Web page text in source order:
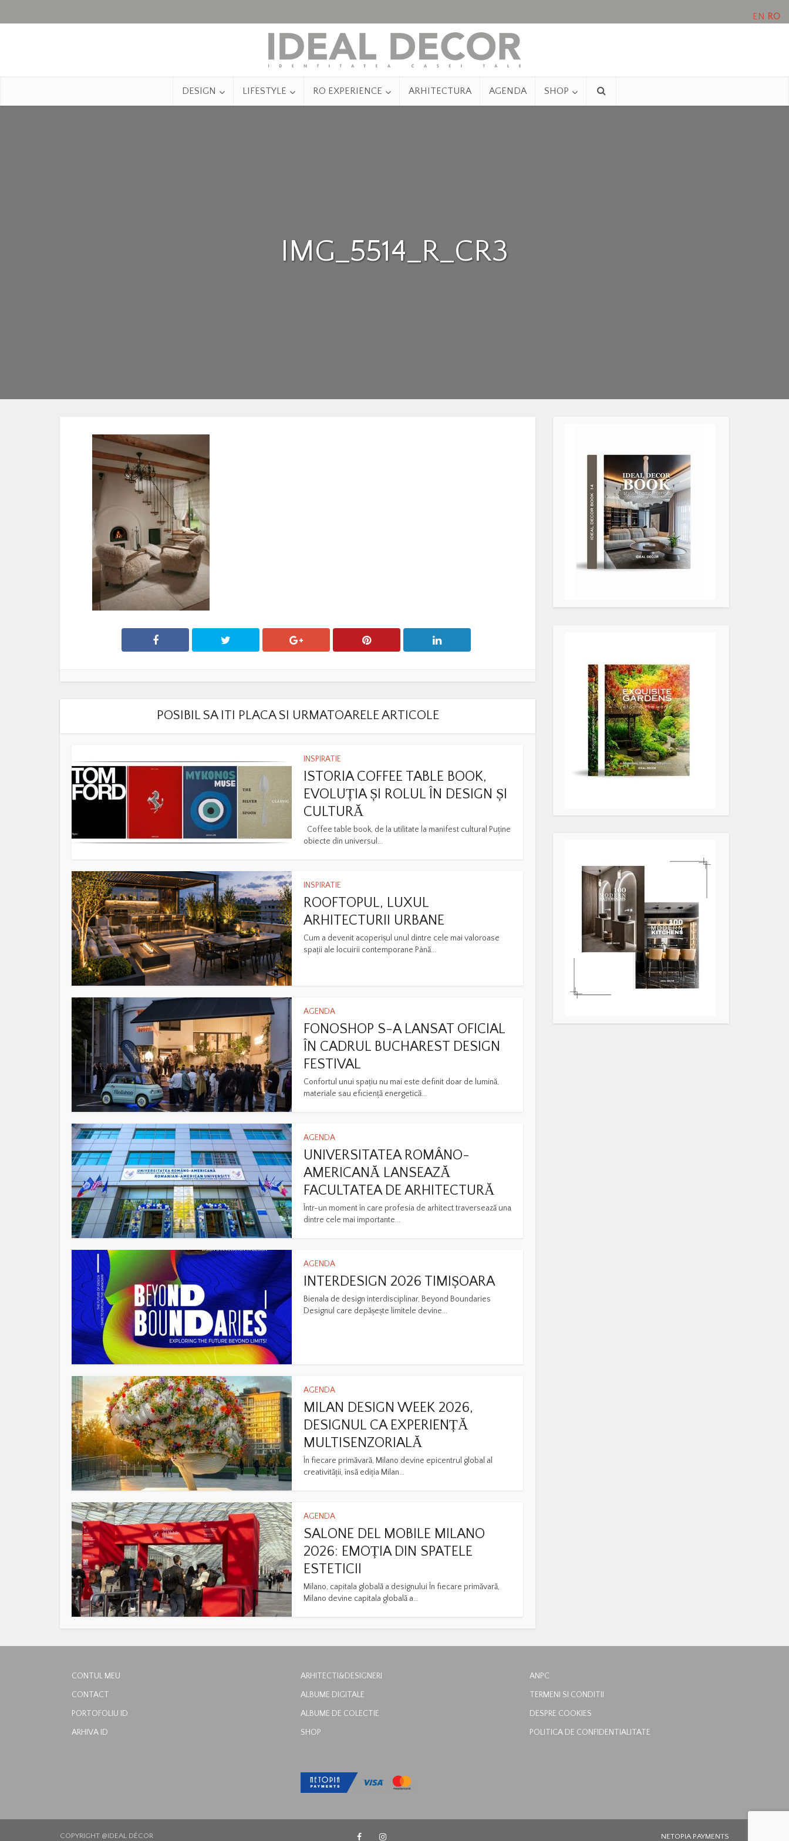
DESIGN LIFESTYLE RO EXPERIENCE ARHITECTURA AGENDA SHOP
IMG_5514_R_CR3
POSIBIL SA ITI PLACA SI URMATOARELE ARTICOLE
INSPIRATIE
ISTORIA COFFEE TABLE BOOK,
EVOLUȚIA ȘI ROLUL ÎN DESIGN ȘI
CULTURĂ
Coffee table book, de la utilitate la manifest cultural Puține
obiecte din universul...
INSPIRATIE
ROOFTOPUL, LUXUL
ARHITECTURII URBANE
Cum a devenit acoperișul unul dintre cele mai valoroase
spații ale locuirii contemporane Până...
AGENDA
FONOSHOP S-A LANSAT OFICIAL
ÎN CADRUL BUCHAREST DESIGN
FESTIVAL
Confortul unui spațiu nu mai este definit doar de lumină,
materiale sau eficiență energetică...
AGENDA
UNIVERSITATEA ROMÂNO-
AMERICANĂ LANSEAZĂ
FACULTATEA DE ARHITECTURĂ
Într-un moment în care profesia de arhitect traversează una
dintre cele mai importante...
AGENDA
INTERDESIGN 2026 TIMIȘOARA
Bienala de design interdisciplinar, Beyond Boundaries
Designul care depășește limitele devine...
AGENDA
MILAN DESIGN WEEK 2026,
DESIGNUL CA EXPERIENȚĂ
MULTISENZORIALĂ
În fiecare primăvară, Milano devine epicentrul global al
creativității, însă ediția Milan...
AGENDA
SALONE DEL MOBILE MILANO
2026: EMOȚIA DIN SPATELE
ESTETICII
Milano, capitala globală a designului În fiecare primăvară,
Milano devine capitala globală a...
CONTUL MEU
CONTACT
PORTOFOLIU ID
ARHIVA ID
ARHITECTI&DESIGNERI
ALBUME DIGITALE
ALBUME DE COLECTIE
SHOP
ANPC
TERMENI SI CONDITII
DESPRE COOKIES
POLITICA DE CONFIDENTIALITATE
COPYRIGHT @IDEAL DÉCOR NETOPIA PAYMENTS
EN RO